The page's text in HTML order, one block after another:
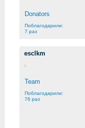
Donators
Поблагодарили:
7 раз
esclkm
Team
Поблагодарили:
76 раз